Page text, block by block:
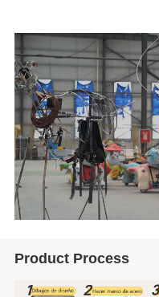
Product Process